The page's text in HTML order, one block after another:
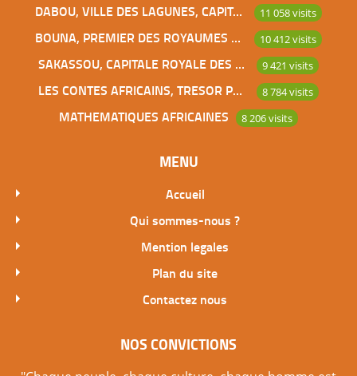
DABOU, VILLE DES LAGUNES, CAPITALE DES ADJOUKROU 11 058 visits
BOUNA, PREMIER DES ROYAUMES DE CÔTE D’IVOIRE 10 412 visits
SAKASSOU, CAPITALE ROYALE DES BAOULES 9 421 visits
LES CONTES AFRICAINS, TRESOR POUR L’HUMANITE 8 784 visits
MATHEMATIQUES AFRICAINES 8 206 visits
MENU
Accueil
Qui sommes-nous ?
Mention legales
Plan du site
Contactez nous
NOS CONVICTIONS